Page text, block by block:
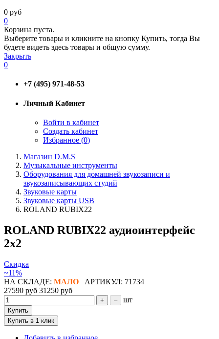
0 руб
0
Корзина пуста.
Выберите товары и кликните на кнопку Купить, тогда Вы
будете видеть здесь товары и общую сумму.
Закрыть
0
+7 (495) 971-48-53
Личный Кабинет
Войти в кабинет
Создать кабинет
Избранное (0)
Магазин D.M.S
Музыкальные инструменты
Оборудования для домашней звукозаписи и
звукозаписывающих студий
Звуковые карты
Звуковые карты USB
ROLAND RUBIX22
ROLAND RUBIX22 аудиоинтерфейс
2х2
Скидка
~11%
НА СКЛАДЕ: МАЛО АРТИКУЛ: 71734
27590 руб 31250 руб
+ – шт
Купить
Купить в 1 клик